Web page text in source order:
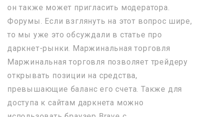
он также может пригласить модератора.
Форумы. Если взглянуть на этот вопрос шире,
то мы уже это обсуждали в статье про
даркнет-рынки. Маржинальная торговля
Маржинальная торговля позволяет трейдеру
открывать позиции на средства,
превышающие баланс его счета. Также для
доступа к сайтам даркнета можно